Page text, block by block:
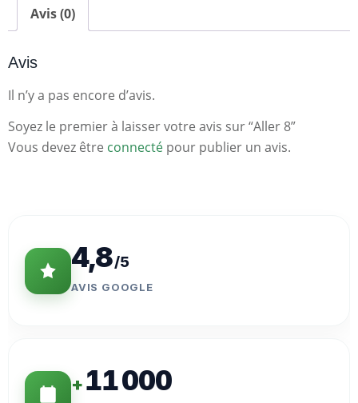
Avis (0)
Avis
Il n’y a pas encore d’avis.
Soyez le premier à laisser votre avis sur “Aller 8”
Vous devez être connecté pour publier un avis.
4,8/5
AVIS GOOGLE
+11 000